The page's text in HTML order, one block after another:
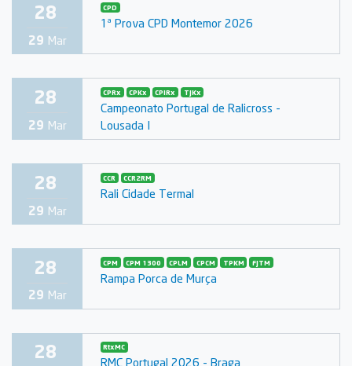
28
29 Mar
CPD
1ª Prova CPD Montemor 2026
28
29 Mar
CPRx CPKx CPIRx TJKx
Campeonato Portugal de Ralicross -
Lousada I
28
29 Mar
CCR CCR2RM
Rali Cidade Termal
28
29 Mar
CPM CPM 1300 CPLM CPCM TPKM FJTM
Rampa Porca de Murça
28 RtxMC
RMC Portugal 2026 - Braga